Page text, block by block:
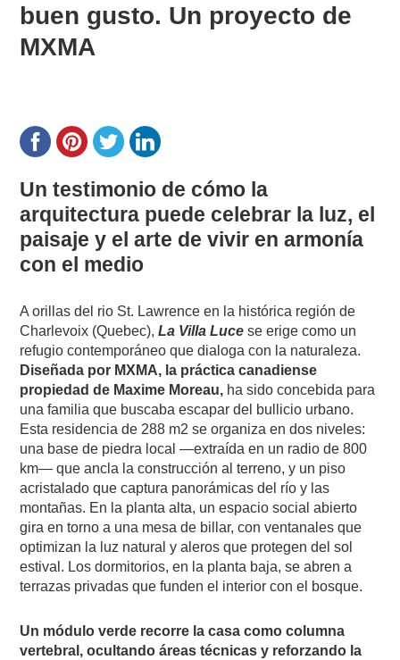
buen gusto. Un proyecto de
MXMA
Un testimonio de cómo la
arquitectura puede celebrar la luz, el
paisaje y el arte de vivir en armonía
con el medio
A orillas del rio St. Lawrence en la histórica región de
Charlevoix (Quebec),La Villa Luce se erige como un
refugio contemporáneo que dialoga con la naturaleza.
Diseñada por MXMA, la práctica canadiense
propiedad de Maxime Moreau, ha sido concebida para
una familia que buscaba escapar del bullicio urbano.
Esta residencia de 288 m2 se organiza en dos niveles:
una base de piedra local —extraída en un radio de 800
km— que ancla la construcción al terreno, y un piso
acristalado que captura panorámicas del río y las
montañas. En la planta alta, un espacio social abierto
gira en torno a una mesa de billar, con ventanales que
optimizan la luz natural y aleros que protegen del sol
estival. Los dormitorios, en la planta baja, se abren a
terrazas privadas que funden el interior con el bosque.
Un módulo verde recorre la casa como columna
vertebral, ocultando áreas técnicas y reforzando la